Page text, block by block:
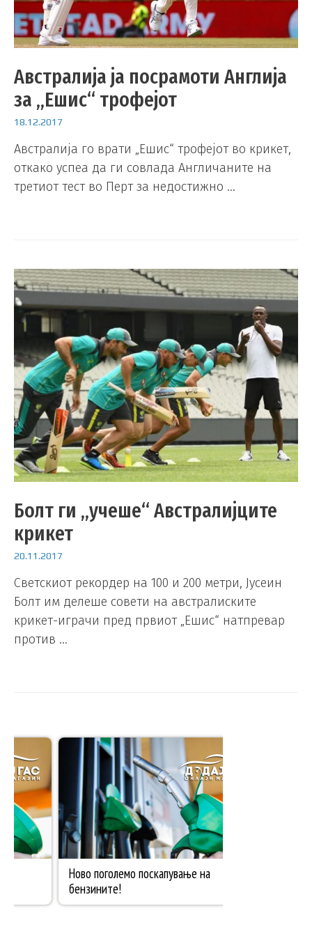
Австралија ја посрамоти Англија
за „Ешис“ трофејот
18.12.2017
Австралија го врати „Ешис“ трофејот во крикет,
откако успеа да ги совлада Англичаните на
третиот тест во Перт за недостижно …
Болт ги „учеше“ Австралијците
крикет
20.11.2017
Светскиот рекордер на 100 и 200 метри, Јусеин
Болт им делеше совети на австралиските
крикет-играчи пред првиот „Ешис“ натпревар
против …